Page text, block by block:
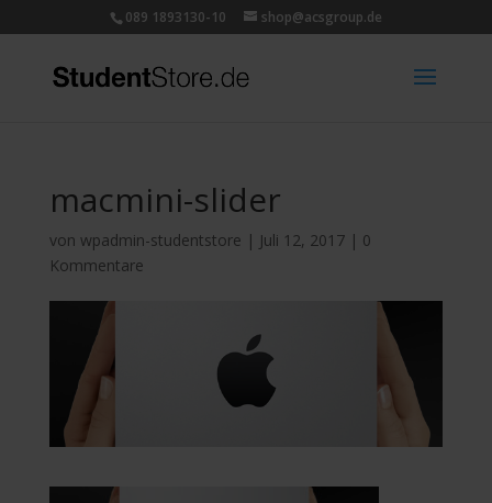
089 1893130-10 shop@acsgroup.de
macmini-slider
von wpadmin-studentstore | Juli 12, 2017| 0
Kommentare